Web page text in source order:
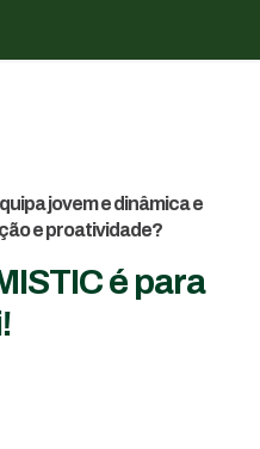
jovem e dinâmica e
e proatividade?
é para